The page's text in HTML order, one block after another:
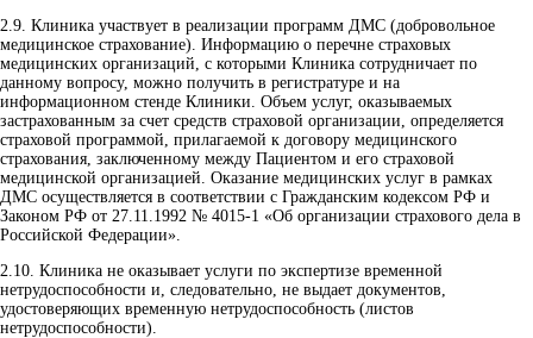
2.9. Клиника участвует в реализации программ ДМС (добровольное
медицинское страхование). Информацию о перечне страховых
медицинских организаций, с которыми Клиника сотрудничает по
данному вопросу, можно получить в регистратуре и на
информационном стенде Клиники. Объем услуг, оказываемых
застрахованным за счет средств страховой организации, определяется
страховой программой, прилагаемой к договору медицинского
страхования, заключенному между Пациентом и его страховой
медицинской организацией. Оказание медицинских услуг в рамках
ДМС осуществляется в соответствии с Гражданским кодексом РФ и
Законом РФ от 27.11.1992 № 4015-1 «Об организации страхового дела в
Российской Федерации».
2.10. Клиника не оказывает услуги по экспертизе временной
нетрудоспособности и, следовательно, не выдает документов,
удостоверяющих временную нетрудоспособность (листов
нетрудоспособности).